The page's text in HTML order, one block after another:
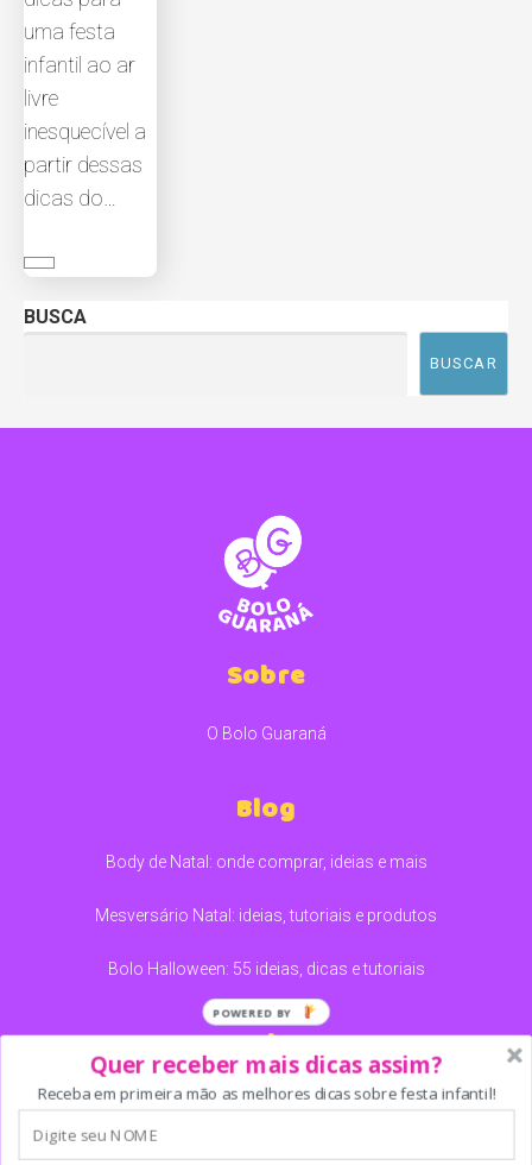
uma festa
infantil ao ar
livre
inesquecível a
partir dessas
dicas do…
BUSCA
BUSCAR
Sobre
O Bolo Guaraná
Blog
Body de Natal: onde comprar, ideias e mais
Mesversário Natal: ideias, tutoriais e produtos
Bolo Halloween: 55 ideias, dicas e tutoriais
Redes
Quer receber mais dicas assim?
Receba em primeira mão as melhores dicas sobre festa infantil!
POWERED BY